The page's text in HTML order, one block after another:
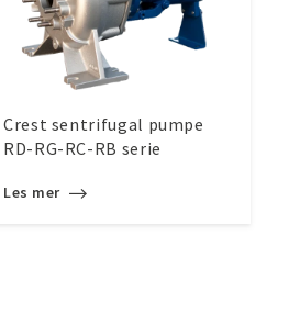
Crest sentrifugal pumpe
RD-RG-RC-RB serie
Les mer